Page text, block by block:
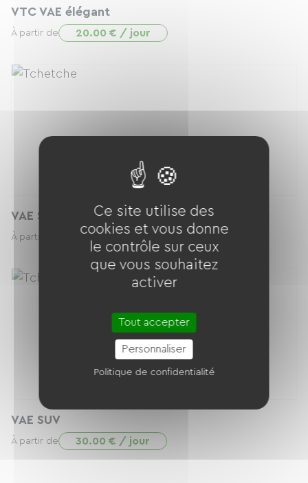
VTC VAE élégant
À partir de 20.00 € / jour
VAE SUV
À partir de 30.00 € / jour
VAE SUV
À partir de 30.00 € / jour
Ce site utilise des
cookies et vous donne
le contrôle sur ceux
que vous souhaitez
activer
Tout accepter
Personnaliser
Politique de confidentialité